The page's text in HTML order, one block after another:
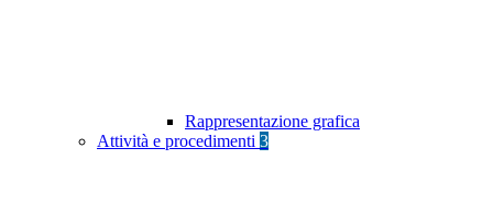
Rappresentazione grafica
Attività e procedimenti 3